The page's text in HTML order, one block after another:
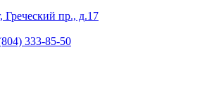
Греческий пр., д.17
333-85-50